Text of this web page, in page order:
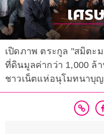
เปิดภาพ ตระกูล "สมิตะ
ที่ดินมูลค่ากว่า 1,000 ล้
ชาวเน็ตแห่อนุโมทนาบุ